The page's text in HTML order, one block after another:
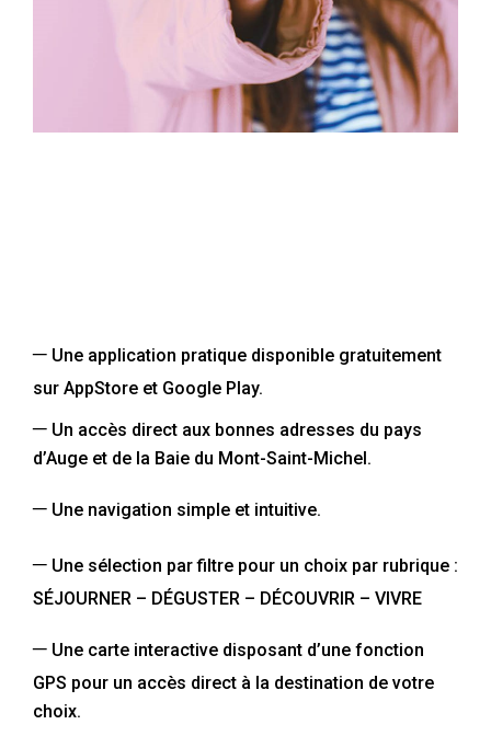
– Une application pratique disponible gratuitement
sur AppStore et Google Play.
– Un accès direct aux bonnes adresses du pays
d’Auge et de la Baie du Mont-Saint-Michel.
– Une navigation simple et intuitive.
– Une sélection par filtre pour un choix par rubrique :
SÉJOURNER – DÉGUSTER – DÉCOUVRIR – VIVRE
– Une carte interactive disposant d’une fonction
GPS pour un accès direct à la destination de votre
choix.